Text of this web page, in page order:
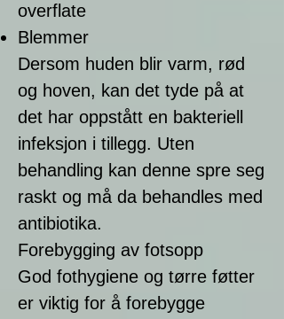
overflate
Blemmer
Dersom huden blir varm, rød
og hoven, kan det tyde på at
det har oppstått en bakteriell
infeksjon i tillegg. Uten
behandling kan denne spre seg
raskt og må da behandles med
antibiotika.
Forebygging av fotsopp
God fothygiene og tørre føtter
er viktig for å forebygge